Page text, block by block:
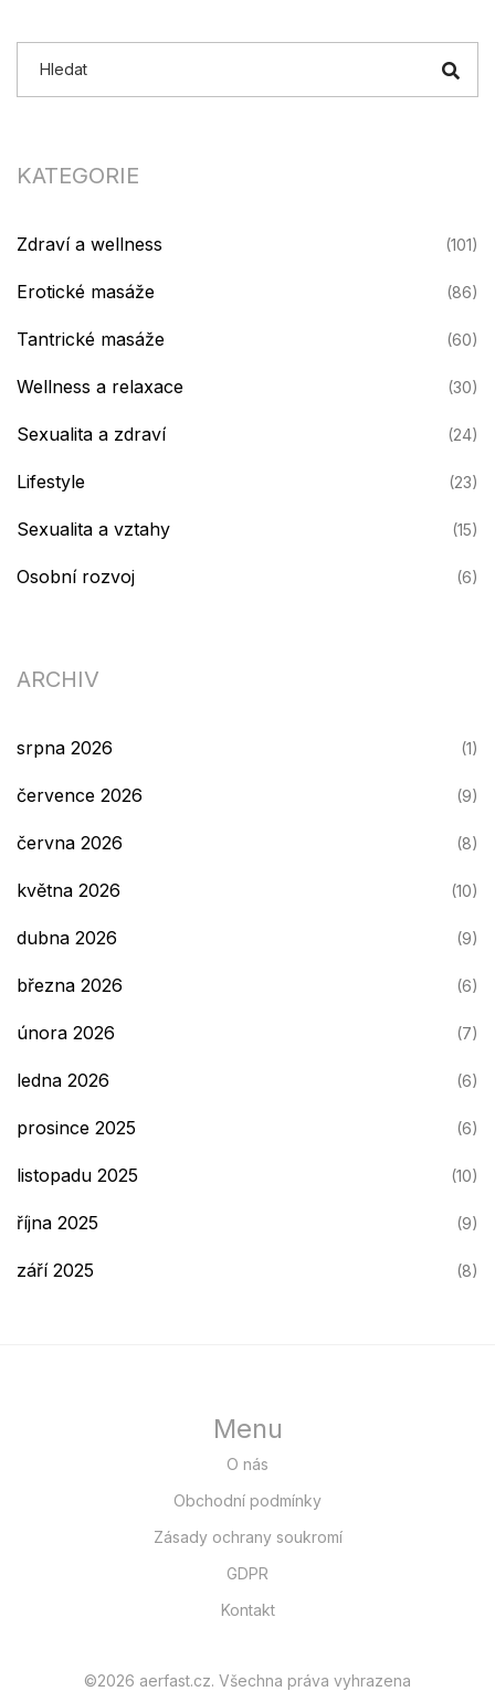
KATEGORIE
Zdraví a wellness (101)
Erotické masáže (86)
Tantrické masáže (60)
Wellness a relaxace (30)
Sexualita a zdraví (24)
Lifestyle (23)
Sexualita a vztahy (15)
Osobní rozvoj (6)
ARCHIV
srpna 2026 (1)
července 2026 (9)
června 2026 (8)
května 2026 (10)
dubna 2026 (9)
března 2026 (6)
února 2026 (7)
ledna 2026 (6)
prosince 2025 (6)
listopadu 2025 (10)
října 2025 (9)
září 2025 (8)
Menu
O nás
Obchodní podmínky
Zásady ochrany soukromí
GDPR
Kontakt
©2026 aerfast.cz. Všechna práva vyhrazena